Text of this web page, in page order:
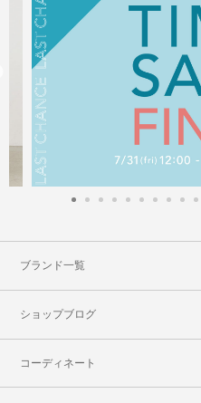
ブランド一覧
ショップブログ
コーディネート